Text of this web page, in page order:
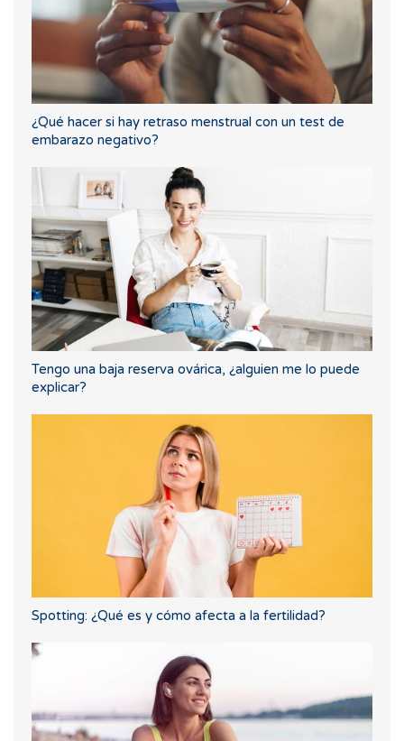
¿Qué hacer si hay retraso menstrual con un test de
embarazo negativo?
Tengo una baja reserva ovárica, ¿alguien me lo puede
explicar?
Spotting: ¿Qué es y cómo afecta a la fertilidad?